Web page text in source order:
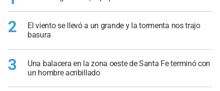
2
El viento se llevó a un grande y la tormenta nos trajo
basura
3
Una balacera en la zona oeste de Santa Fe terminó con
un hombre acribillado